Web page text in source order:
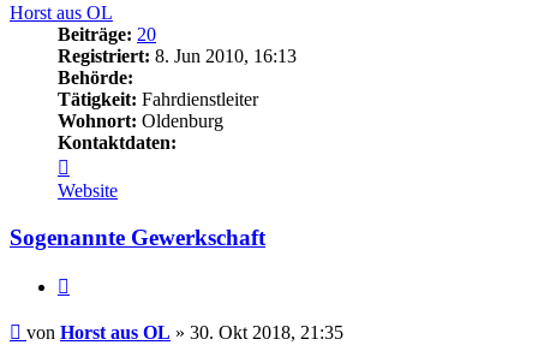
Horst aus OL
Beiträge: 20
Registriert: 8. Jun 2010, 16:13
Behörde:
Tätigkeit: Fahrdienstleiter
Wohnort: Oldenburg
Kontaktdaten:
von
Horst
OL
Website
Sogenannte Gewerkschaft
Beitrag
von Horst aus OL » 30. Okt 2018, 21:35